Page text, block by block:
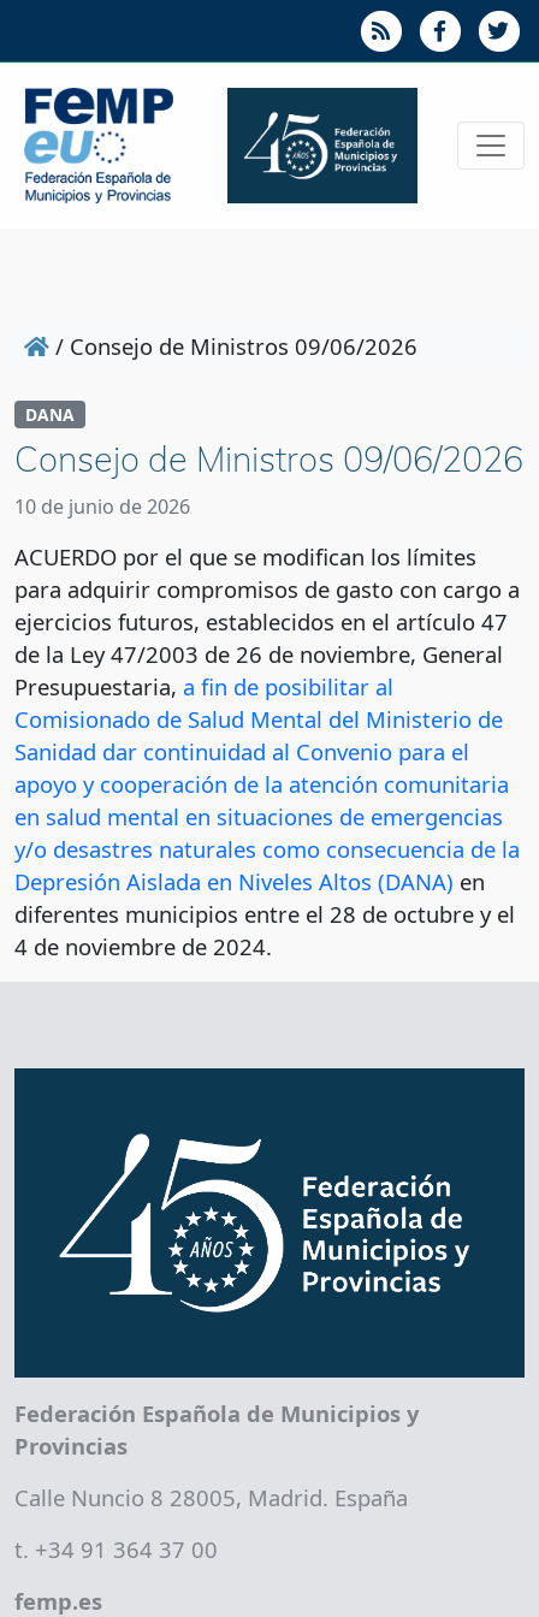
/ Consejo de Ministros 09/06/2026
DANA
Consejo de Ministros 09/06/2026
10 de junio de 2026
ACUERDO por el que se modifican los límites
para adquirir compromisos de gasto con cargo a
ejercicios futuros, establecidos en el artículo 47
de la Ley 47/2003 de 26 de noviembre, General
Presupuestaria, a fin de posibilitar al
Comisionado de Salud Mental del Ministerio de
Sanidad dar continuidad al Convenio para el
apoyo y cooperación de la atención comunitaria
en salud mental en situaciones de emergencias
y/o desastres naturales como consecuencia de la
Depresión Aislada en Niveles Altos (DANA) en
diferentes municipios entre el 28 de octubre y el
4 de noviembre de 2024.
Federación Española de Municipios y
Provincias
Calle Nuncio 8 28005, Madrid. España
t. +34 91 364 37 00
femp.es